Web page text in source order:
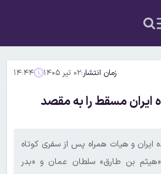
زمان انتشار:۰۲ تیر ۱۴۰۵ ۱۴:۴۴
ایران مسقط را به مقصد
ایران و هیات همراه پس از سفری کوتاه
بن طارق» سلطان عمان و «بدر